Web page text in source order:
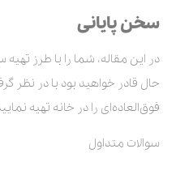
سخن پایانی
در این مقاله، شما را با طرز
حال قادر خواهید بود با در نظر
فوق‌العاده‌ای را در خانه تهیه
سوالات متداول